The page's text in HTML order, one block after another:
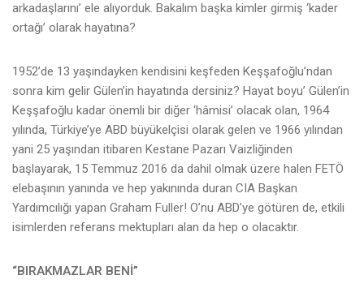
arkadaşlarını’ ele alıyorduk. Bakalım başka kimler girmiş ‘kader
ortağı’ olarak hayatına?
1952’de 13 yaşındayken kendisini keşfeden Keşşafoğlu’ndan
sonra kim gelir Gülen’in hayatında dersiniz? Hayat boyu’ Gülen’in
Keşşafoğlu kadar önemli bir diğer ‘hâmisi’ olacak olan, 1964
yılında, Türkiye’ye ABD büyükelçisi olarak gelen ve 1966 yılından
yani 25 yaşından itibaren Kestane Pazarı Vaizliğinden
başlayarak, 15 Temmuz 2016 da dahil olmak üzere halen FETÖ
elebaşının yanında ve hep yakınında duran CIA Başkan
Yardımcılığı yapan Graham Fuller! O’nu ABD’ye götüren de, etkili
isimlerden referans mektupları alan da hep o olacaktır.
“BIRAKMAZLAR BENİ”